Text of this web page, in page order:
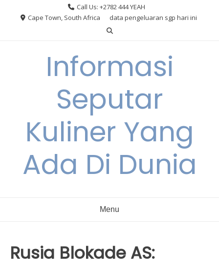
Call Us: +2782 444 YEAH
Cape Town, South Africa
data pengeluaran sgp hari ini
Informasi
Seputar
Kuliner Yang
Ada Di Dunia
Menu
Rusia Blokade AS: